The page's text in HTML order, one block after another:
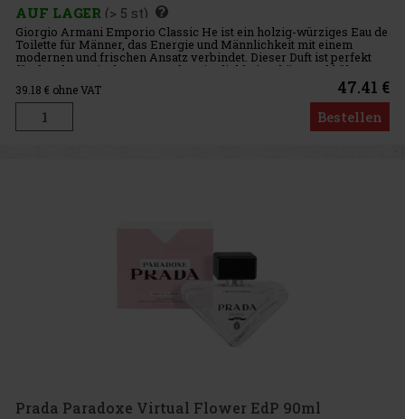
AUF LAGER (> 5 st)
Giorgio Armani Emporio Classic He ist ein holzig-würziges Eau de
Toilette für Männer, das Energie und Männlichkeit mit einem
modernen und frischen Ansatz verbindet. Dieser Duft ist perfekt
für den dynamischen Mann, der Sinnlichkeit schätzt und kühne,
39.18 € ohne VAT 47.41 €
Bestellen
Prada Paradoxe Virtual Flower EdP 90ml